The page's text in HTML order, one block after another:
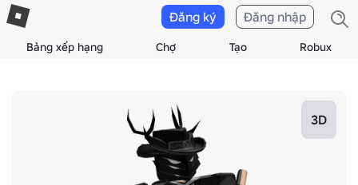
Bảng xếp hạng Chợ Tạo Robux
Đăng ký Đăng nhập
3D